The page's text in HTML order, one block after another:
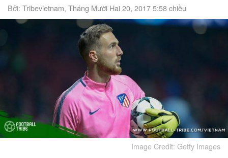
Bởi: Tribevietnam, Tháng Mười Hai 20, 2017 5:58 chiều
Image Credit: Getty Images